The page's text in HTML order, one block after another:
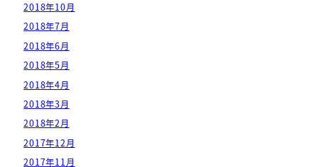
2018年10月
2018年7月
2018年6月
2018年5月
2018年4月
2018年3月
2018年2月
2017年12月
2017年11月